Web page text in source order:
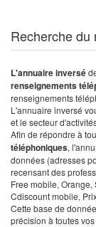
Recherche du
L'annuaire inversé
renseignements
renseignements
L'annuaire inversé
et le secteur
Afin de répondre à
téléphoniques,
données (adresses
recensant des
Free mobile,
Cdiscount mobile,
Cette base de
précision à toutes